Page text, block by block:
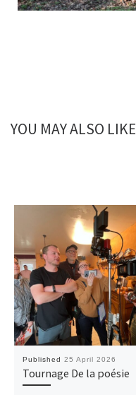
YOU MAY ALSO LIKE
Published 25 April 2026
Tournage De la poésie